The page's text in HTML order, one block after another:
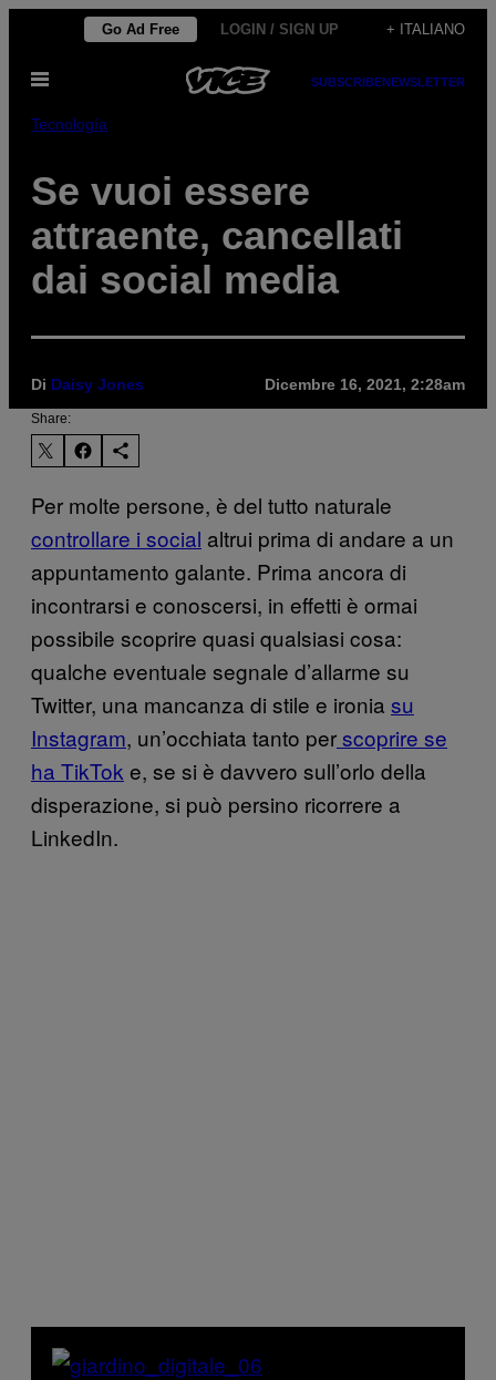
contenuto
Go Ad Free LOGIN / SIGN UP + ITALIANO
Apri
SUBSCRIBENEWSLETTER
Tecnología
Se vuoi essere
attraente, cancellati
dai social media
Di Daisy Jones Dicembre 16, 2021, 2:28am
Share:
Per molte persone, è del tutto naturale
controllare i social altrui prima di andare a un
appuntamento galante. Prima ancora di
incontrarsi e conoscersi, in effetti è ormai
possibile scoprire quasi qualsiasi cosa:
qualche eventuale segnale d’allarme su
Twitter, una mancanza di stile e ironia su
Instagram, un’occhiata tanto perscoprire se
ha TikTok e, se si è davvero sull’orlo della
disperazione, si può persino ricorrere a
LinkedIn.